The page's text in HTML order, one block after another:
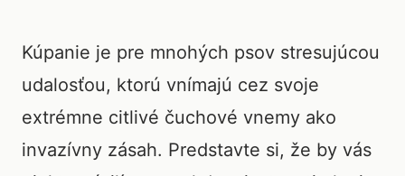
Kúpanie je pre mnohých psov stresujúcou
udalosťou, ktorú vnímajú cez svoje
extrémne citlivé čuchové vnemy ako
invazívny zásah. Predstavte si, že by vás